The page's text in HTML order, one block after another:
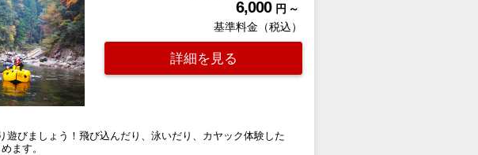
6,000 円 ～
基準料金（税込）
詳細を見る
びましょう！飛び込んだり、泳いだり、カヤック体験した
ます。